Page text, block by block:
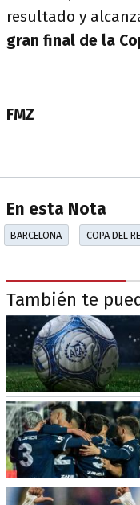
resultado y
gran final de la
FMZ
En esta Nota
BARCELONA COPA DEL
También te